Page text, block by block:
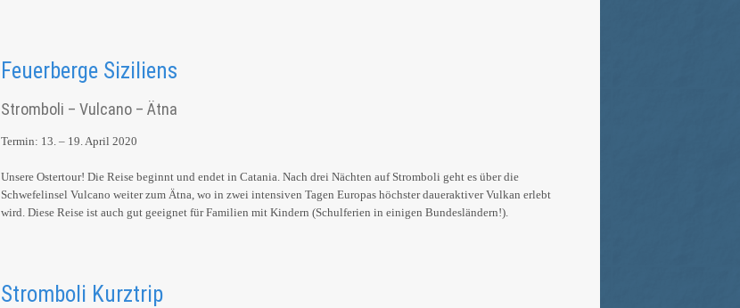
Feuerberge Siziliens
Stromboli – Vulcano – Ätna
Termin: 13. – 19. April 2020
Unsere Ostertour! Die Reise beginnt und endet in Catania. Nach drei Nächten auf Stromboli geht es über die
Schwefelinsel Vulcano weiter zum Ätna, wo in zwei intensiven Tagen Europas höchster daueraktiver Vulkan erlebt
wird. Diese Reise ist auch gut geeignet für Familien mit Kindern (Schulferien in einigen Bundesländern!).
Stromboli Kurztrip